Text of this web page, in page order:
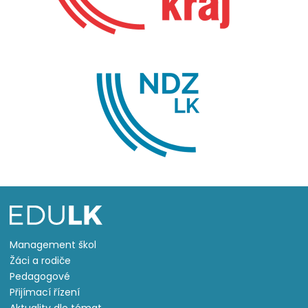
Management škol
Žáci a rodiče
Pedagogové
Přijímací řízení